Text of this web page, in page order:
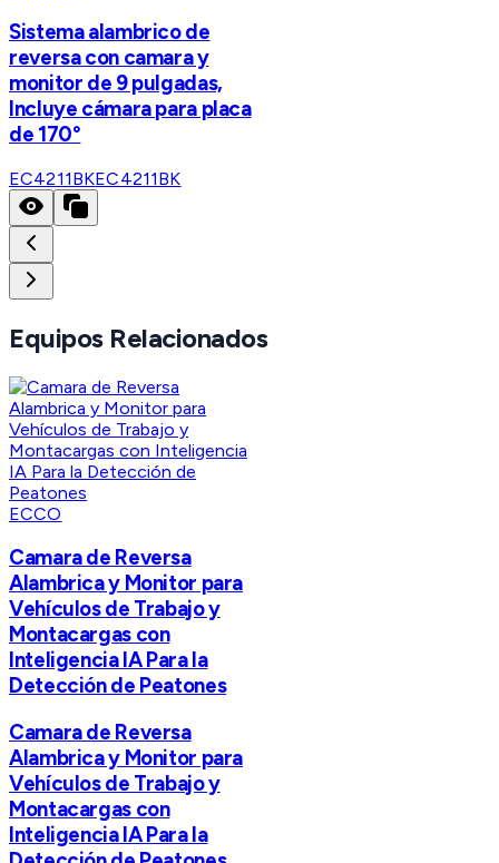
Sistema alambrico de
reversa con camara y
monitor de 9 pulgadas,
Incluye cámara para placa
de 170°
EC4211BKEC4211BK
Equipos Relacionados
ECCO
Camara de Reversa
Alambrica y Monitor para
Vehículos de Trabajo y
Montacargas con
Inteligencia IA Para la
Detección de Peatones
Camara de Reversa
Alambrica y Monitor para
Vehículos de Trabajo y
Montacargas con
Inteligencia IA Para la